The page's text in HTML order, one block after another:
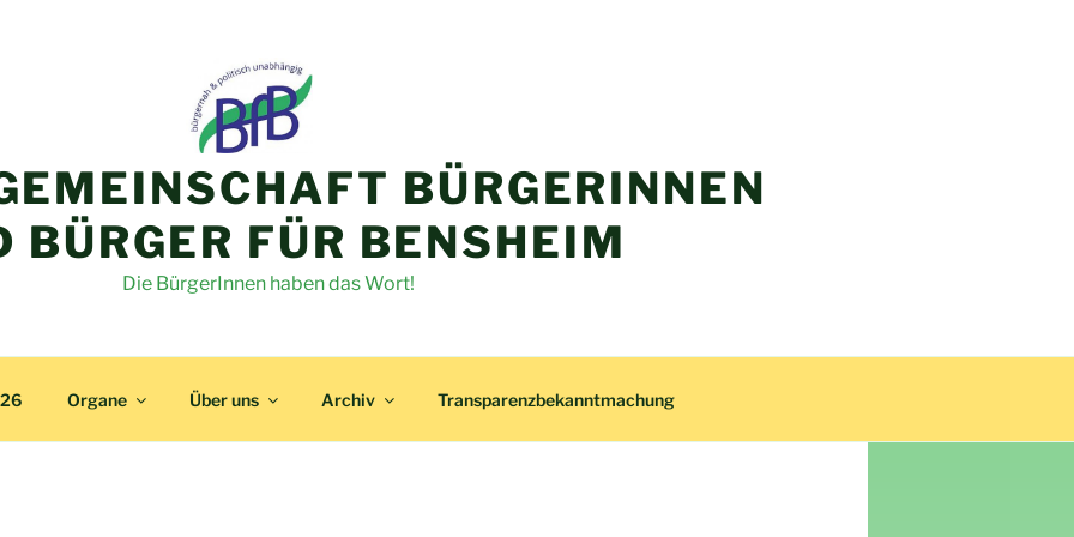
BÜRGERINNEN
BÜRGER FÜR BENSHEIM
Die BürgerInnen haben das Wort!
Organe Über uns Archiv Transparenzbekanntmachung